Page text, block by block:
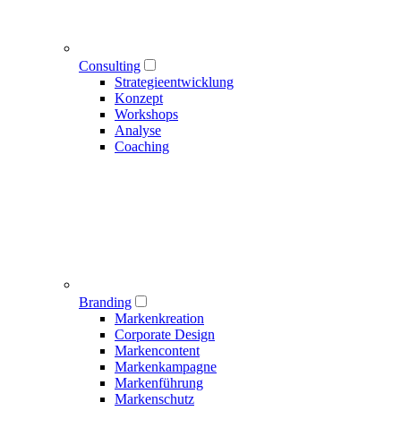
Consulting
Strategieentwicklung
Konzept
Workshops
Analyse
Coaching
Branding
Markenkreation
Corporate Design
Markencontent
Markenkampagne
Markenführung
Markenschutz